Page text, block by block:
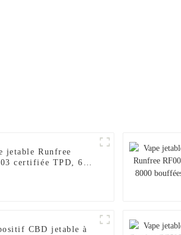
jetable Runfree
certifiée TPD, 600
CBD jetable à